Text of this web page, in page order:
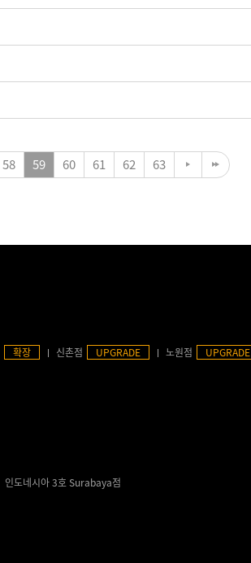
58 59 60 61 62 63
확장 신촌점 UPGRADE 노원점 UPGRADE
인도네시아 3호 Surabaya점